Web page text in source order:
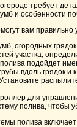
требует
и особенности
вам правильно
огородных
участка,
подойдет
вдоль грядок и
для
полива, чтобы
полива